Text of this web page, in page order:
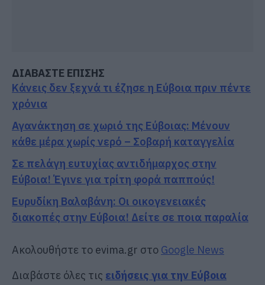
ΔΙΑΒΑΣΤΕ ΕΠΙΣΗΣ
Κάνεις δεν ξεχνά τι έζησε η Εύβοια πριν πέντε
χρόνια
Αγανάκτηση σε χωριό της Εύβοιας: Μένουν
κάθε μέρα χωρίς νερό – Σοβαρή καταγγελία
Σε πελάγη ευτυχίας αντιδήμαρχος στην
Εύβοια! Έγινε για τρίτη φορά παππούς!
Ευρυδίκη Βαλαβάνη: Οι οικογενειακές
διακοπές στην Εύβοια! Δείτε σε ποια παραλία
Ακολουθήστε το evima.gr στο Google News
Διαβάστε όλες τις ειδήσεις για την Εύβοια